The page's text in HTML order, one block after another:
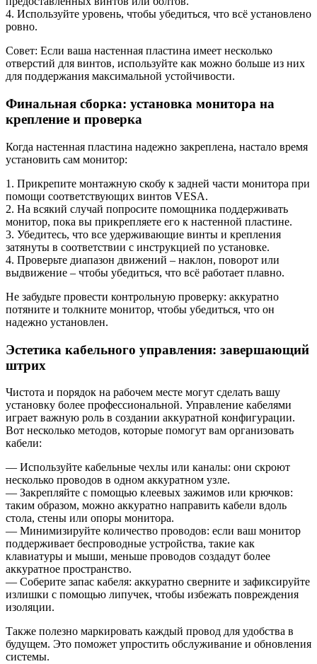
4. Используйте уровень, чтобы убедиться, что всё установлено
ровно.
Совет: Если ваша настенная пластина имеет несколько
отверстий для винтов, используйте как можно больше из них
для поддержания максимальной устойчивости.
Финальная сборка: установка монитора на
крепление и проверка
Когда настенная пластина надежно закреплена, настало время
установить сам монитор:
1. Прикрепите монтажную скобу к задней части монитора при
помощи соответствующих винтов VESA.
2. На всякий случай попросите помощника поддерживать
монитор, пока вы прикрепляете его к настенной пластине.
3. Убедитесь, что все удерживающие винты и крепления
затянуты в соответствии с инструкцией по установке.
4. Проверьте диапазон движений – наклон, поворот или
выдвижение – чтобы убедиться, что всё работает плавно.
Не забудьте провести контрольную проверку: аккуратно
потяните и толкните монитор, чтобы убедиться, что он
надежно установлен.
Эстетика кабельного управления: завершающий
штрих
Чистота и порядок на рабочем месте могут сделать вашу
установку более профессиональной. Управление кабелями
играет важную роль в создании аккуратной конфигурации.
Вот несколько методов, которые помогут вам организовать
кабели:
— Используйте кабельные чехлы или каналы: они скроют
несколько проводов в одном аккуратном узле.
— Закрепляйте с помощью клеевых зажимов или крючков:
таким образом, можно аккуратно направить кабели вдоль
стола, стены или опоры монитора.
— Минимизируйте количество проводов: если ваш монитор
поддерживает беспроводные устройства, такие как
клавиатуры и мыши, меньше проводов создадут более
аккуратное пространство.
— Соберите запас кабеля: аккуратно сверните и зафиксируйте
излишки с помощью липучек, чтобы избежать повреждения
изоляции.
Также полезно маркировать каждый провод для удобства в
будущем. Это поможет упростить обслуживание и обновления
системы.